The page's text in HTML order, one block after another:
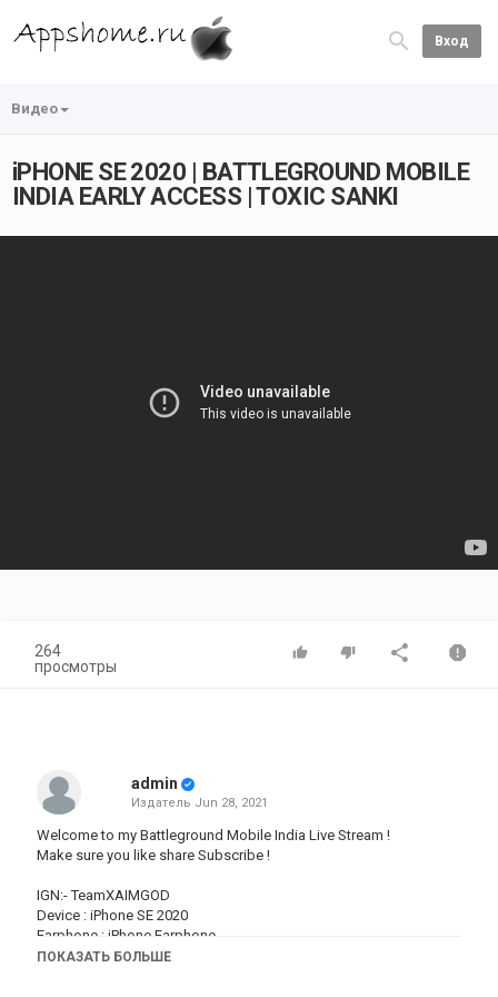
Вход
Видео
iPHONE SE 2020 | BATTLEGROUND MOBILE
INDIA EARLY ACCESS | TOXIC SANKI
264
просмотры
admin
Издатель Jun 28, 2021
Welcome to my Battleground Mobile India Live Stream !
Make sure you like share Subscribe !
IGN:- TeamXAIMGOD
Device : iPhone SE 2020
Earphone : iPhone Earphone
Instagram:https://www.instagram.com/wassup_sonu/
ПОКАЗАТЬ БОЛЬШЕ